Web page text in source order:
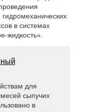
в системах
жидкость».
для
сыпучих
в